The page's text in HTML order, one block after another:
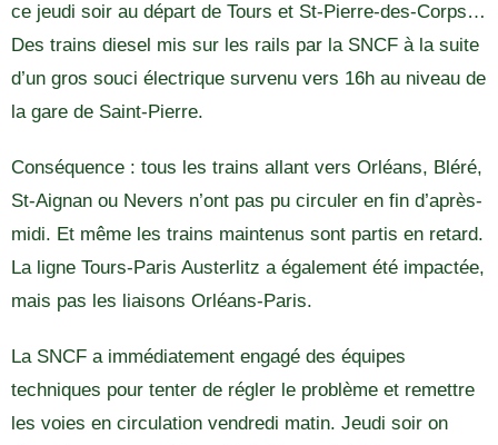
ce jeudi soir au départ de Tours et St-Pierre-des-Corps…
Des trains diesel mis sur les rails par la SNCF à la suite
d’un gros souci électrique survenu vers 16h au niveau de
la gare de Saint-Pierre.
Conséquence : tous les trains allant vers Orléans, Bléré,
St-Aignan ou Nevers n’ont pas pu circuler en fin d’après-
midi. Et même les trains maintenus sont partis en retard.
La ligne Tours-Paris Austerlitz a également été impactée,
mais pas les liaisons Orléans-Paris.
La SNCF a immédiatement engagé des équipes
techniques pour tenter de régler le problème et remettre
les voies en circulation vendredi matin. Jeudi soir on